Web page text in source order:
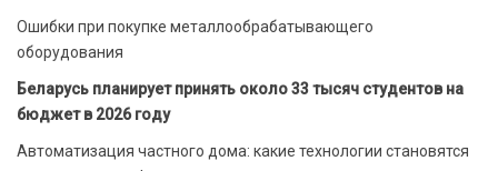
Ошибки при покупке металлообрабатывающего
оборудования
Беларусь планирует принять около 33 тысяч студентов на
бюджет в 2026 году
Автоматизация частного дома: какие технологии становятся